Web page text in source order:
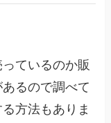
ているのか販
るので調べて
方法もありま